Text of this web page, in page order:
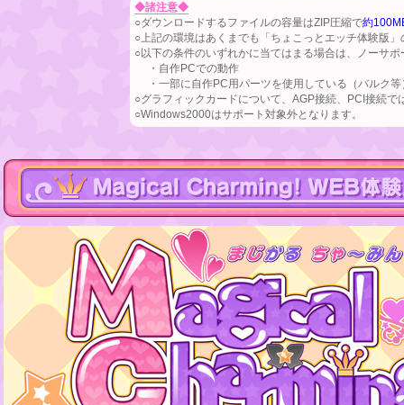
◆諸注意◆
○ダウンロードするファイルの容量はZIP圧縮で約
○上記の環境はあくまでも「ちょこっとエッチ体験版
○以下の条件のいずれかに当てはまる場合は、ノーサ
・自作PCでの動作
・一部に自作PC用パーツを使用している（バルク等
○グラフィックカードについて、AGP接続、PCI接続
○Windows2000はサポート対象外となります。